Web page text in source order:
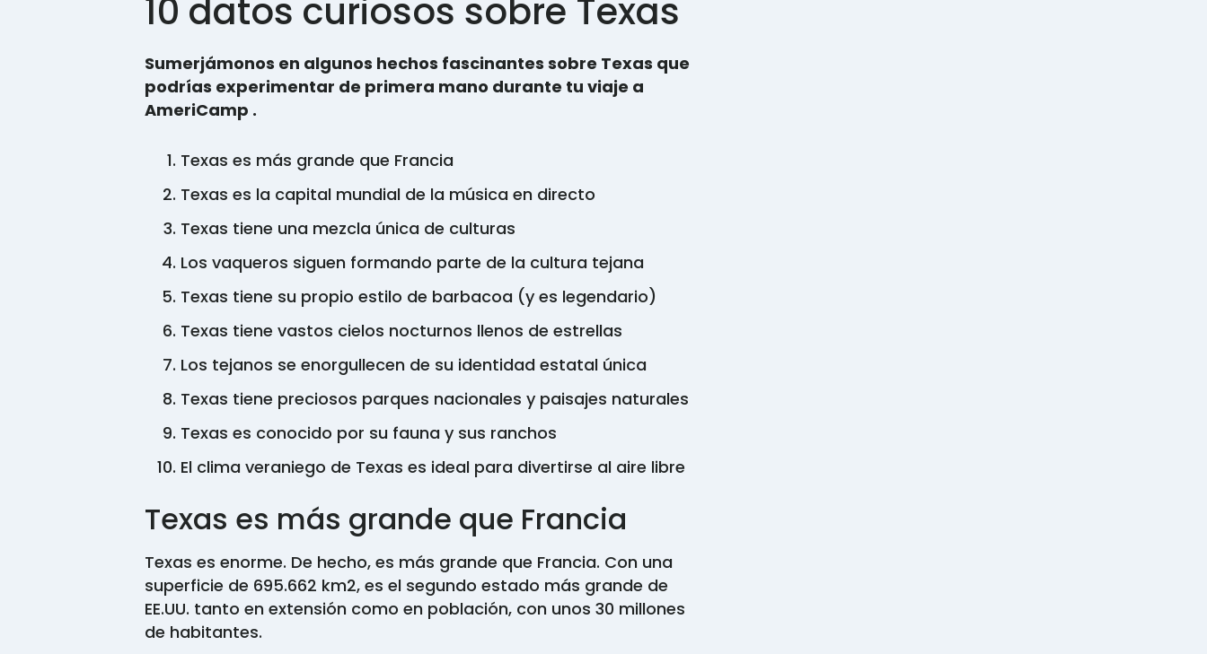
10 datos curiosos sobre Texas
Sumerjámonos en algunos hechos fascinantes sobre Texas que
podrías experimentar de primera mano durante tu viaje a
AmeriCamp .
Texas es más grande que Francia
Texas es la capital mundial de la música en directo
Texas tiene una mezcla única de culturas
Los vaqueros siguen formando parte de la cultura tejana
Texas tiene su propio estilo de barbacoa (y es legendario)
Texas tiene vastos cielos nocturnos llenos de estrellas
Los tejanos se enorgullecen de su identidad estatal única
Texas tiene preciosos parques nacionales y paisajes naturales
Texas es conocido por su fauna y sus ranchos
El clima veraniego de Texas es ideal para divertirse al aire libre
Texas es más grande que Francia
Texas es enorme. De hecho, es más grande que Francia. Con una
superficie de 695.662 km2, es el segundo estado más grande de
EE.UU. tanto en extensión como en población, con unos 30 millones
de habitantes.